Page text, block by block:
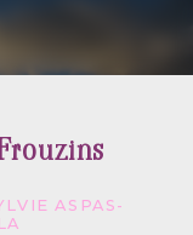
ASPAS-